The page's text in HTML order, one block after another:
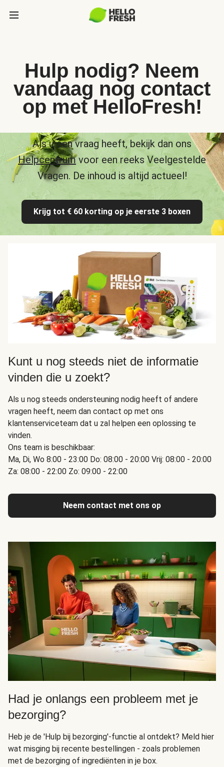
Hulp nodig? Neem
vandaag nog contact
op met HelloFresh!
Als u een vraag heeft, bekijk dan ons
Helpcentrumvoor een reeks Veelgestelde
Vragen. De inhoud is altijd actueel!
Krijg tot € 60 korting op je eerste 3 boxen
Kunt u nog steeds niet de informatie
vinden die u zoekt?
Als u nog steeds ondersteuning nodig heeft of andere
vragen heeft, neem dan contact op met ons
klantenserviceteam dat u zal helpen een oplossing te
vinden.
Ons team is beschikbaar:
Ma, Di, Wo 8:00 - 23:00 Do: 08:00 - 20:00 Vrij: 08:00 - 20:00
Za: 08:00 - 22:00 Zo: 09:00 - 22:00
Neem contact met ons op
Had je onlangs een probleem met je
bezorging?
Heb je de 'Hulp bij bezorging'-functie al ontdekt? Meld hier
wat misging bij recente bestellingen - zoals problemen
met de bezorging of ingrediënten in je box.